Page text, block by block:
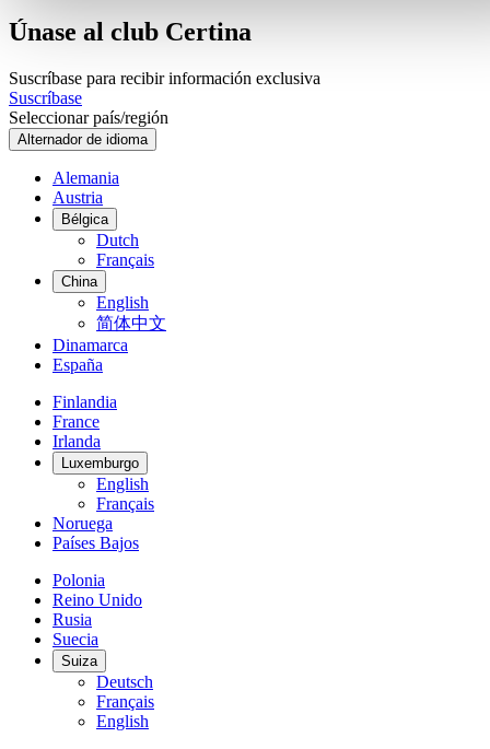
Únase al club Certina
Suscríbase para recibir información exclusiva
Suscríbase
Seleccionar país/región
Alternador de idioma
Alemania
Austria
Bélgica
Dutch
Français
China
English
简体中文
Dinamarca
España
Finlandia
France
Irlanda
Luxemburgo
English
Français
Noruega
Países Bajos
Polonia
Reino Unido
Rusia
Suecia
Suiza
Deutsch
Français
English